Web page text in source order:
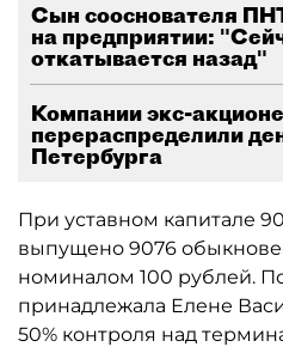
Сын сооснователя
на предприятии:
откатывается назад"
Компании экс-
перераспределили
Петербурга
При уставном капитале
выпущено 9076
номиналом 100 рублей.
принадлежала Елене
50% контроля над